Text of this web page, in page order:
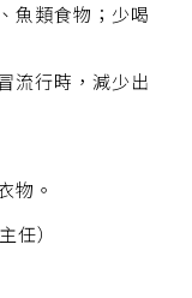
魚類食物；少喝
流行時，減少出
物。
任）